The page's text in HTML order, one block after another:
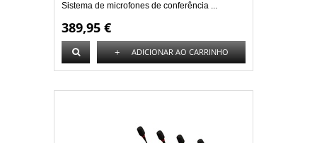
Sistema de microfones de conferência ...
389,95 €
+ ADICIONAR AO CARRINHO